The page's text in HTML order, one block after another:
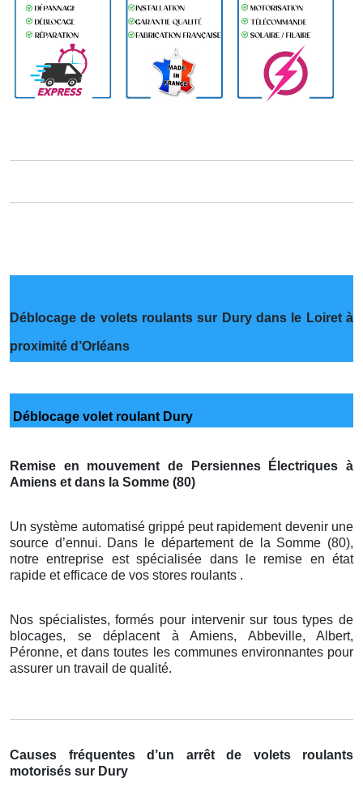
Déblocage de volets roulants sur Dury dans le Loiret à
proximité d’Orléans
Déblocage volet roulant Dury
Remise en mouvement de Persiennes Électriques à
Amiens et dans la Somme (80)
Un système automatisé grippé peut rapidement devenir une
source d’ennui. Dans le département de la Somme (80),
notre entreprise est spécialisée dans le remise en état
rapide et efficace de vos stores roulants .
Nos spécialistes, formés pour intervenir sur tous types de
blocages, se déplacent à Amiens, Abbeville, Albert,
Péronne, et dans toutes les communes environnantes pour
assurer un travail de qualité.
Causes fréquentes d’un arrêt de volets roulants
motorisés sur Dury